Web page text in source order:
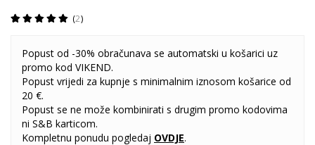
2
Popust od -30% obračunava se automatski u košarici uz
promo kod VIKEND.
Popust vrijedi za kupnje s minimalnim iznosom košarice od
20 €.
Popust se ne može kombinirati s drugim promo kodovima
ni S&B karticom.
Kompletnu ponudu pogledaj OVDJE.